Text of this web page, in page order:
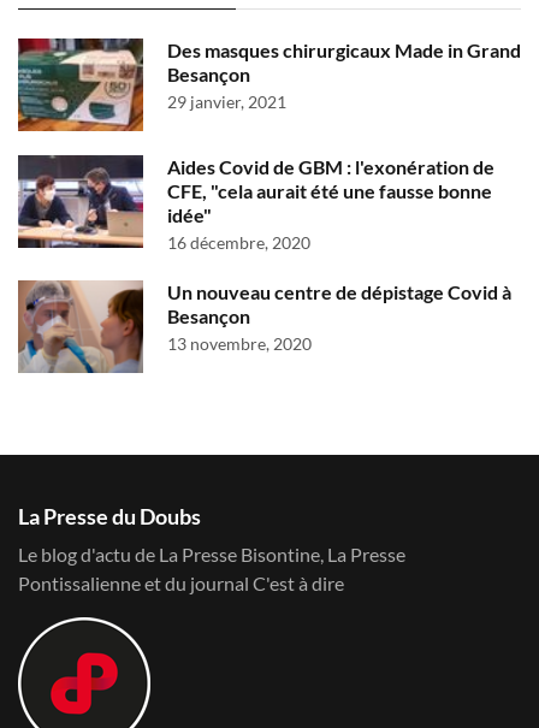
Des masques chirurgicaux Made in Grand
Besançon
29 janvier, 2021
Aides Covid de GBM : l'exonération de
CFE, "cela aurait été une fausse bonne
idée"
16 décembre, 2020
Un nouveau centre de dépistage Covid à
Besançon
13 novembre, 2020
La Presse du Doubs
Le blog d'actu de La Presse Bisontine, La Presse
Pontissalienne et du journal C'est à dire